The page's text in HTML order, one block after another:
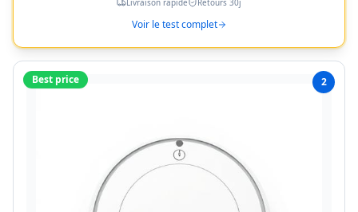
Voir le test complet
Best price 2